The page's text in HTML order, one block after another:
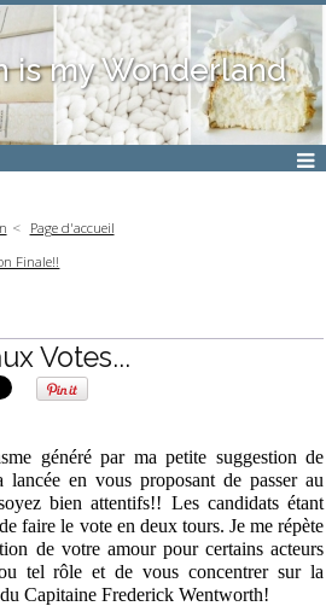
is my Wonderland
Page d'accueil
Finale!!
Votes...
généré par ma petite suggestion de
en vous proposant de passer au
bien attentifs!! Les candidats étant
faire le vote en deux tours. Je me répète
de votre amour pour certains acteurs
tel rôle et de vous concentrer sur la
Capitaine Frederick Wentworth!